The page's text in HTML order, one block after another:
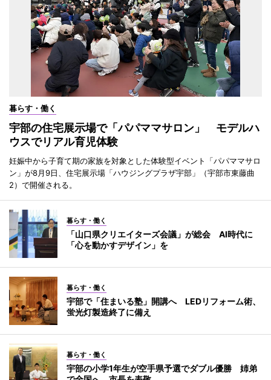
暮らす・働く
宇部の住宅展示場で「パパママサロン」 モデルハ
ウスでリアル育児体験
妊娠中から子育て期の家族を対象とした体験型イベント「パパママサロ
ン」が8月9日、住宅展示場「ハウジングプラザ宇部」（宇部市東藤曲
2）で開催される。
暮らす・働く
「山口県クリエイターズ会議」が総会 AI時代に
「心を動かすデザイン」を
暮らす・働く
宇部で「住まいる塾」開講へ LEDリフォーム術、
蛍光灯製造終了に備え
暮らす・働く
宇部の小学1年生が空手県予選でダブル優勝 姉弟